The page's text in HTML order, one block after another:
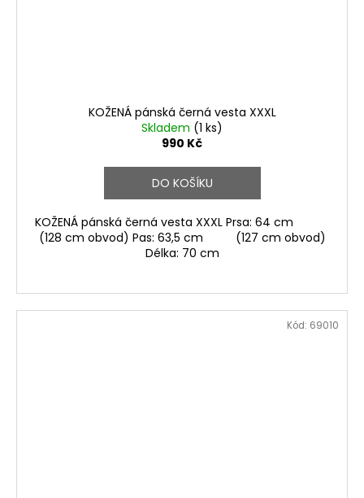
KOŽENÁ pánská černá vesta XXXL
Skladem (1 ks)
990 Kč
DO KOŠÍKU
KOŽENÁ pánská černá vesta XXXL Prsa: 64 cm
(128 cm obvod) Pas: 63,5 cm (127 cm obvod)
Délka: 70 cm
Kód: 69010